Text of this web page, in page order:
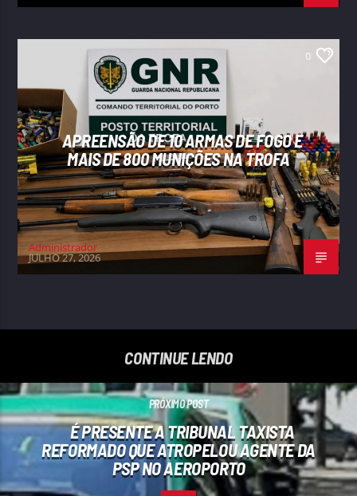
0
APREENSÃO DE 10 ARMAS DE FOGO E
MAIS DE 800 MUNIÇÕES NA TROFA
Administrador
JULHO 27, 2026
CONTINUE LENDO
PRÓXIMO POST
É PRESENTE A TRIBUNAL TAXISTA
REFORMADO QUE ATROPELOU AGENTE DA
PSP NO AEROPORTO